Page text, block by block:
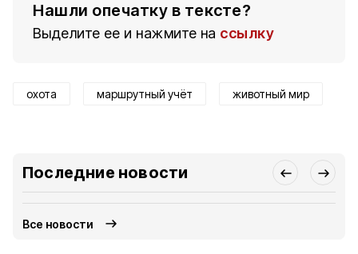
Нашли опечатку в тексте?
Выделите ее и нажмите на ссылку
охота маршрутный учёт животный мир
Последние новости
Все новости